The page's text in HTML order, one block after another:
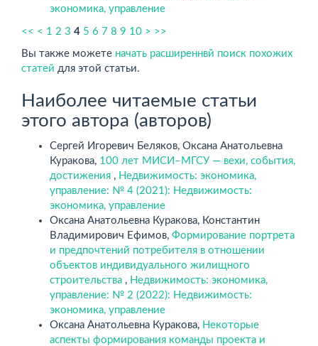
экономика, управление
<< < 1 2 3 4 5 6 7 8 9 10 > >>
Вы также можете начать расширеннвй поиск похожих
статей для этой статьи.
Наиболее читаемые статьи
этого автора (авторов)
Сергей Игоревич Беляков, Оксана Анатольевна
Куракова, 100 лет МИСИ–МГСУ — вехи, события,
достижения , Недвижимость: экономика,
управление: № 4 (2021): Недвижимость:
экономика, управление
Оксана Анатольевна Куракова, Константин
Владимирович Ефимов, Формирование портрета
и предпочтений потребителя в отношении
объектов индивидуального жилищного
строительства , Недвижимость: экономика,
управление: № 2 (2022): Недвижимость:
экономика, управление
Оксана Анатольевна Куракова, Некоторые
аспекты формирования команды проекта и